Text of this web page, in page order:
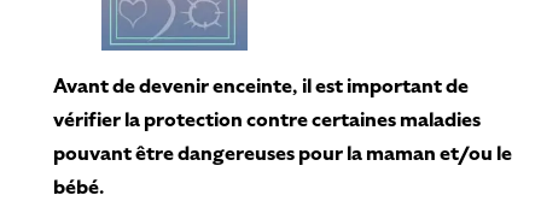
Avant de devenir enceinte, il est important de
vérifier la protection contre certaines maladies
pouvant être dangereuses pour la maman et/ou le
bébé.